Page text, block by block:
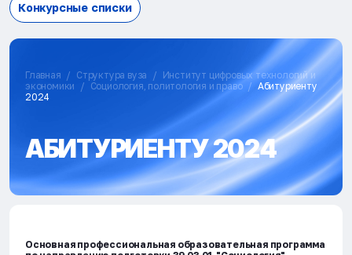
Конкурсные списки
Главная Структура вуза
Институт цифровых технологий и
экономики
Социология, политология и право
Абитуриенту
2024
АБИТУРИЕНТУ 2024
Основная профессиональная образовательная программа